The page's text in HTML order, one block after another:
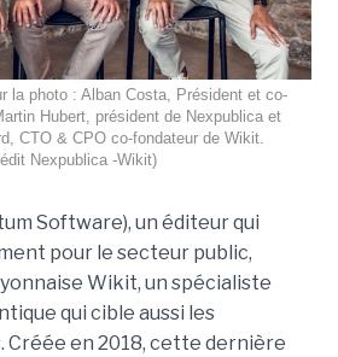
la photo : Alban Costa, Président et co-
Hubert, président de Nexpublica et
CTO & CPO co-fondateur de Wikit.
Nexpublica -Wikit)
Software), un éditeur qui
pour le secteur public,
Wikit, un spécialiste
qui cible aussi les
Créée en 2018, cette dernière